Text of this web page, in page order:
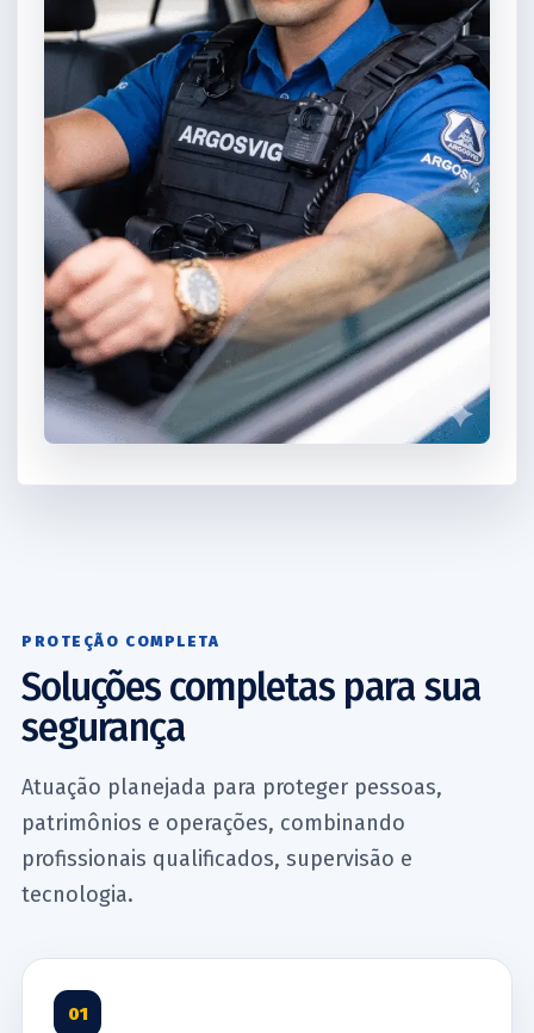
PROTEÇÃO COMPLETA
Soluções completas para sua
segurança
Atuação planejada para proteger pessoas,
patrimônios e operações, combinando
profissionais qualificados, supervisão e
tecnologia.
01